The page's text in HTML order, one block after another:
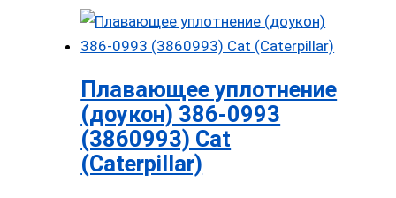
Плавающее уплотнение
(доукон) 386-0993
(3860993) Cat
(Caterpillar)